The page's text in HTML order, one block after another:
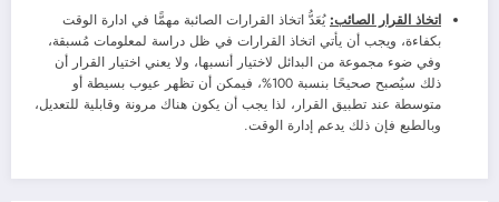
اتخاذ القرار الصائب:يُعَدُّ اتخاذ القرارات الصائبة مهمًّا في ادارة الوقت
بكفاءة، ويجب أن يأتي اتخاذ القرارات في ظل دراسة لمعلومات مُسبقة،
وفي ضوء مجموعة من البدائل لاختيار أنسبها، ولا يعني اختيار القرار أن
ذلك سيُصبح صحيحًا بنسبة 100%، فيمكن أن تظهر عيوب بسيطة أو
متوسطة عند تطبيق القرار، لذا يجب أن يكون هناك مرونة وقابلية للتعديل،
وبالطبع فإن ذلك يدعم إدارة الوقت.